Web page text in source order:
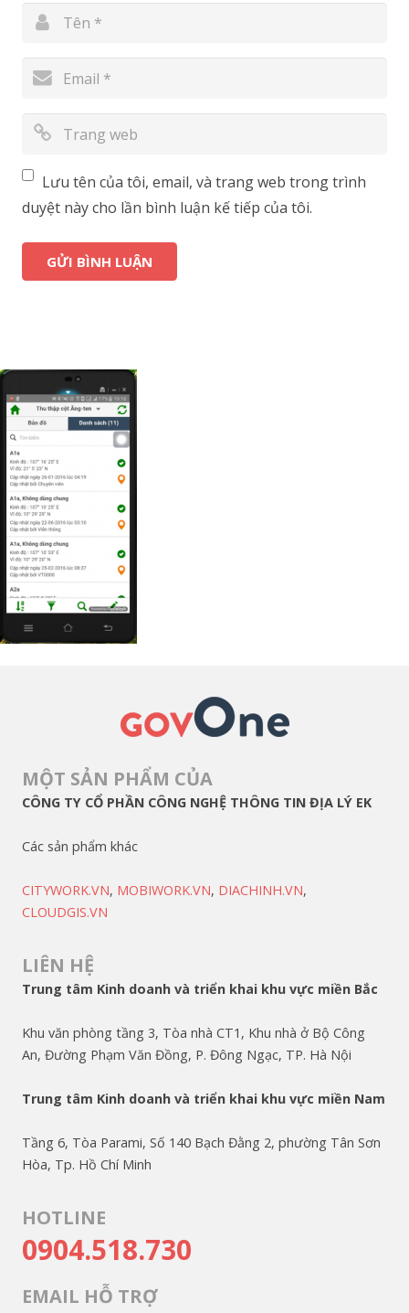
Lưu tên của tôi, email, và trang web trong trình
duyệt này cho lần bình luận kế tiếp của tôi.
MỘT SẢN PHẨM CỦA
CÔNG TY CỔ PHẦN CÔNG NGHỆ THÔNG TIN ĐỊA LÝ EK
Các sản phẩm khác
CITYWORK.VN, MOBIWORK.VN, DIACHINH.VN,
CLOUDGIS.VN
LIÊN HỆ
Trung tâm Kinh doanh và triển khai khu vực miền Bắc
Khu văn phòng tầng 3, Tòa nhà CT1, Khu nhà ở Bộ Công
An, Đường Phạm Văn Đồng, P. Đông Ngạc, TP. Hà Nội
Trung tâm Kinh doanh và triển khai khu vực miền Nam
Tầng 6, Tòa Parami, Số 140 Bạch Đằng 2, phường Tân Sơn
Hòa, Tp. Hồ Chí Minh
HOTLINE
0904.518.730
EMAIL HỖ TRỢ